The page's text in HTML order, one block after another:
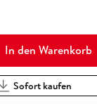
In den Warenkorb
Sofort kaufen